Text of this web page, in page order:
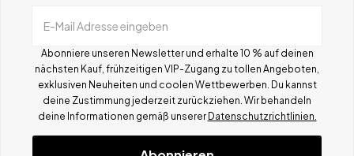
E-Mail Adresse eingeben
Abonniere unseren Newsletter und erhalte 10 % auf deinen
nächsten Kauf, frühzeitigen VIP-Zugang zu tollen Angeboten,
exklusiven Neuheiten und coolen Wettbewerben. Du kannst
deine Zustimmung jederzeit zurückziehen. Wir behandeln
deine Informationen gemäß unserer Datenschutzrichtlinien.